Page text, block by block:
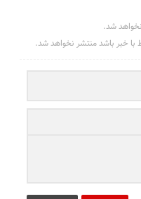
شد.
با خبر باشد منتشر نخواهد شد.